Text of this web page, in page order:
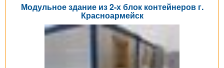
Модульное здание из 2-х блок контейнеров г.
Красноармейск